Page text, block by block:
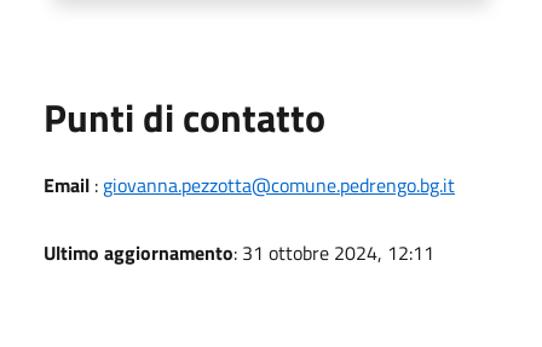
Punti di contatto
Email : giovanna.pezzotta@comune.pedrengo.bg.it
Ultimo aggiornamento: 31 ottobre 2024, 12:11